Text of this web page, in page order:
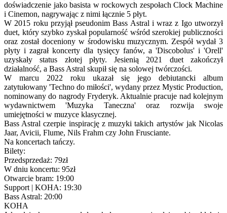
doświadczenie jako basista w rockowych zespołach Clock Machine
i Cinemon, nagrywając z nimi łącznie 5 płyt.
W 2015 roku przyjął pseudonim Bass Astral i wraz z Igo utworzył
duet, który szybko zyskał popularność wśród szerokiej publiczności
oraz został doceniony w środowisku muzycznym. Zespół wydał 3
płyty i zagrał koncerty dla tysięcy fanów, a 'Discobolus' i 'Orell'
uzyskały status złotej płyty. Jesienią 2021 duet zakończył
działalność, a Bass Astral skupił się na solowej twórczości.
W marcu 2022 roku ukazał się jego debiutancki album
zatytułowany 'Techno do miłości', wydany przez Mystic Production,
nominowany do nagrody Fryderyk. Aktualnie pracuje nad kolejnym
wydawnictwem 'Muzyka Taneczna' oraz rozwija swoje
umiejętności w muzyce klasycznej.
Bass Astral czerpie inspirację z muzyki takich artystów jak Nicolas
Jaar, Avicii, Flume, Nils Frahm czy John Frusciante.
Na koncertach tańczy.
Bilety:
Przedsprzedaż: 79zł
W dniu koncertu: 95zł
Otwarcie bram: 19:00
Support | KOHA: 19:30
Bass Astral: 20:00
KOHA